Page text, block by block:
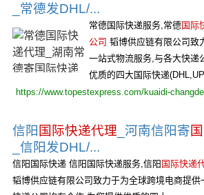
_常德发DHL/...
常德国际快递服务,常德国际
公司 韬博供应链有限公司致
一站式物流服务,与各大快递
优质的四大国际快递
https://www.topestexpress.com/kuaidi-
信阳 国际快递代理 _河南信阳寄
_信阳发DHL/...
信阳国际快递 信阳国际快递服务,信阳 国际快递
韬博供应链有限公司致力于为全球跨境电商提